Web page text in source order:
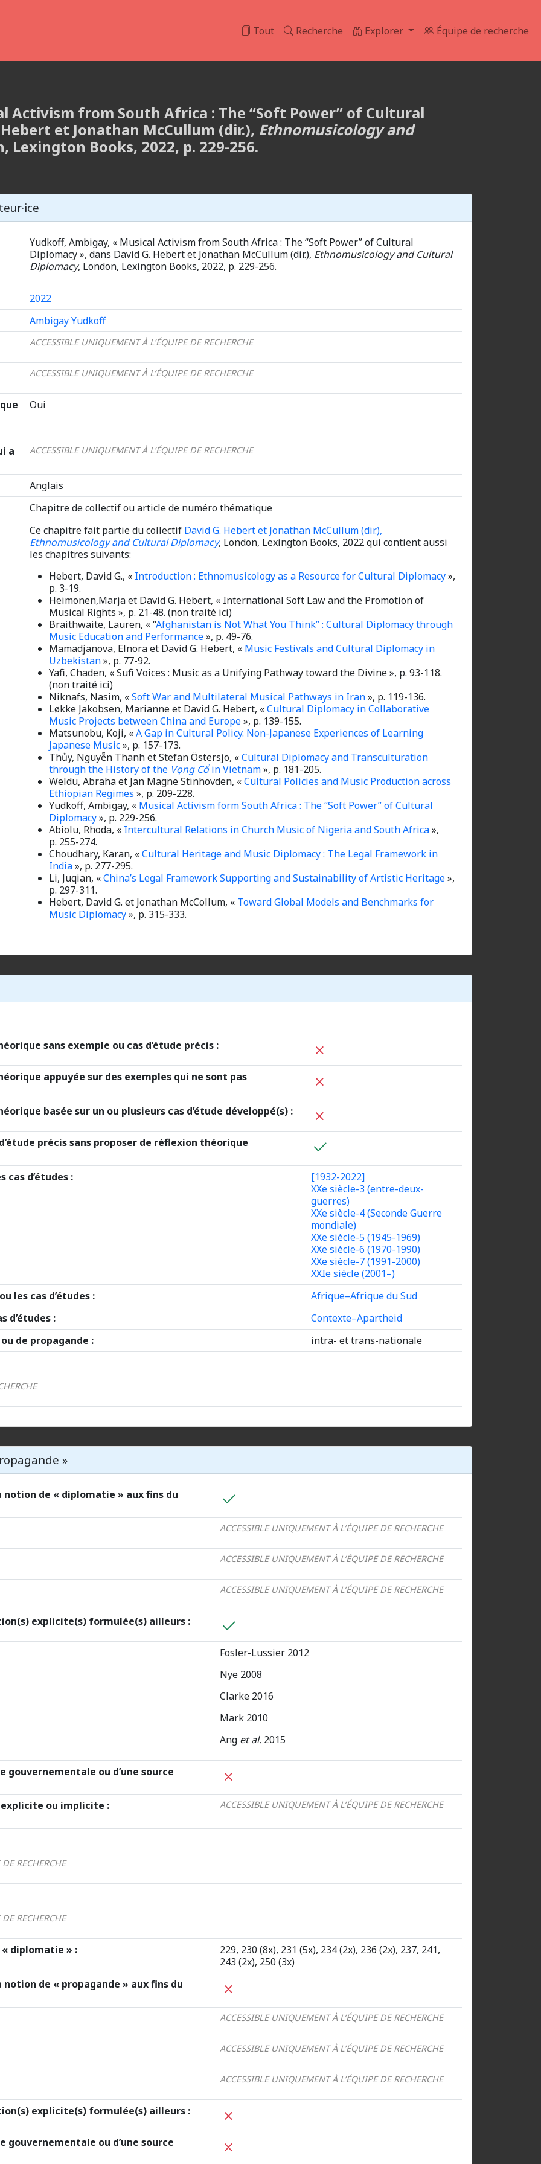
Tout Recherche Explorer Équipe de recherche
Activism from South Africa : The “Soft Power” of Cultural
et Jonathan McCullum (dir.), Ethnomusicology and
Lexington Books, 2022, p. 229-256.
Yudkoff, Ambigay, « Musical Activism from South Africa : The “Soft Power” of Cultural
Diplomacy », dans David G. Hebert et Jonathan McCullum (dir.), Ethnomusicology and Cultural
Diplomacy, London, Lexington Books, 2022, p. 229-256.
2022
Ambigay Yudkoff
ACCESSIBLE UNIQUEMENT À L’ÉQUIPE DE RECHERCHE
ACCESSIBLE UNIQUEMENT À L’ÉQUIPE DE RECHERCHE
Oui
a
ACCESSIBLE UNIQUEMENT À L’ÉQUIPE DE RECHERCHE
Anglais
Chapitre de collectif ou article de numéro thématique
Ce chapitre fait partie du collectif David G. Hebert et Jonathan McCullum (dir.),
Ethnomusicology and Cultural Diplomacy, London, Lexington Books, 2022 qui contient aussi
les chapitres suivants:
Hebert, David G., « Introduction : Ethnomusicology as a Resource for Cultural Diplomacy»,
p. 3-19.
Heimonen,Marja et David G. Hebert, « International Soft Law and the Promotion of
Musical Rights », p. 21-48. (non traité ici)
Braithwaite, Lauren, « “Afghanistan is Not What You Think” : Cultural Diplomacy through
Music Education and Performance», p. 49-76.
Mamadjanova, Elnora et David G. Hebert, « Music Festivals and Cultural Diplomacy in
Uzbekistan», p. 77-92.
Yafi, Chaden, « Sufi Voices : Music as a Unifying Pathway toward the Divine », p. 93-118.
(non traité ici)
Niknafs, Nasim, «Soft War and Multilateral Musical Pathways in Iran», p. 119-136.
Løkke Jakobsen, Marianne et David G. Hebert, «Cultural Diplomacy in Collaborative
Music Projects between China and Europe», p. 139-155.
Matsunobu, Koji, «A Gap in Cultural Policy. Non-Japanese Experiences of Learning
Japanese Music», p. 157-173.
Thủy, Nguyễn Thanh et Stefan Östersjö, «Cultural Diplomacy and Transculturation
through the History of the Vọng Cổin Vietnam», p. 181-205.
Weldu, Abraha et Jan Magne Stinhovden, «Cultural Policies and Music Production across
Ethiopian Regimes », p. 209-228.
Yudkoff, Ambigay, « Musical Activism form South Africa : The “Soft Power” of Cultural
Diplomacy», p. 229-256.
Abiolu, Rhoda, « Intercultural Relations in Church Music of Nigeria and South Africa»,
p. 255-274.
Choudhary, Karan, «Cultural Heritage and Music Diplomacy : The Legal Framework in
India», p. 277-295.
Li, Juqian, «China’s Legal Framework Supporting and Sustainability of Artistic Heritage»,
p. 297-311.
Hebert, David G. et Jonathan McCollum, « Toward Global Models and Benchmarks for
Music Diplomacy», p. 315-333.
sans exemple ou cas d’étude précis :
appuyée sur des exemples qui ne sont pas
basée sur un ou plusieurs cas d’étude développé(s) :
précis sans proposer de réflexion théorique
d’études :
[1932-2022]
XXe siècle-3 (entre-deux-
guerres)
XXe siècle-4 (Seconde Guerre
mondiale)
XXe siècle-5 (1945-1969)
XXe siècle-6 (1970-1990)
XXe siècle-7 (1991-2000)
XXIe siècle (2001–)
les cas d’études :
Afrique–Afrique du Sud
d’études :
Contexte–Apartheid
de propagande :
intra- et trans-nationale
»
de « diplomatie » aux fins du
ACCESSIBLE UNIQUEMENT À L’ÉQUIPE DE RECHERCHE
ACCESSIBLE UNIQUEMENT À L’ÉQUIPE DE RECHERCHE
ACCESSIBLE UNIQUEMENT À L’ÉQUIPE DE RECHERCHE
explicite(s) formulée(s) ailleurs :
Fosler-Lussier 2012
Nye 2008
Clarke 2016
Mark 2010
Ang et al. 2015
ou d’une source
ou implicite : ACCESSIBLE UNIQUEMENT À L’ÉQUIPE DE RECHERCHE
RECHERCHE
RECHERCHE
diplomatie » :
229, 230 (8x), 231 (5x), 234 (2x), 236 (2x), 237, 241,
243 (2x), 250 (3x)
de « propagande » aux fins du
ACCESSIBLE UNIQUEMENT À L’ÉQUIPE DE RECHERCHE
ACCESSIBLE UNIQUEMENT À L’ÉQUIPE DE RECHERCHE
ACCESSIBLE UNIQUEMENT À L’ÉQUIPE DE RECHERCHE
explicite(s) formulée(s) ailleurs :
ou d’une source